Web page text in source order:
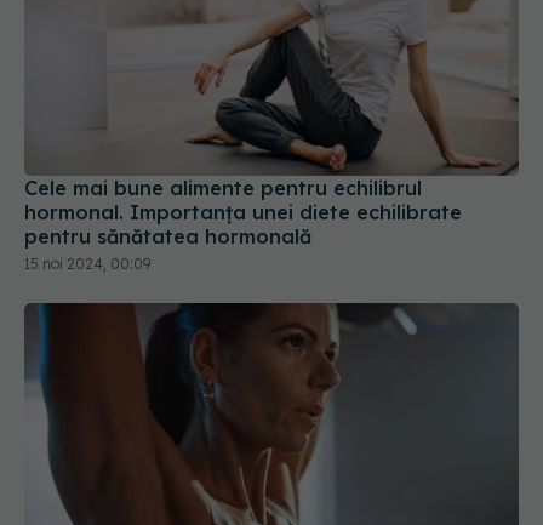
Cele mai bune alimente pentru echilibrul
hormonal. Importanța unei diete echilibrate
pentru sănătatea hormonală
15 noi 2024, 00:09